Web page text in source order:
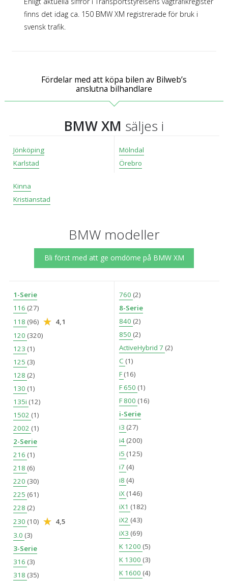
finns det idag ca. 150 BMW XM registrerade för bruk i
svensk trafik.
Fördelar med att köpa bilen av Bilweb’s
anslutna bilhandlare
BMW XM säljes i
Jönköping
Karlstad
Kinna
Kristianstad
Mölndal
Örebro
BMW modeller
Bli först med att ge omdöme på BMW XM
1-Serie
116 (27)
118 (96)
4,1
120 (320)
123 (1)
125 (3)
128 (2)
130 (1)
135i (12)
1502 (1)
2002 (1)
2-Serie
216 (1)
218 (6)
220 (30)
225 (61)
228 (2)
230 (10)
4,5
3.0 (3)
3-Serie
316 (3)
318 (35)
760 (2)
8-Serie
840 (2)
850 (2)
ActiveHybrid 7 (2)
C (1)
F(16)
F 650 (1)
F 800 (16)
i-Serie
i3 (27)
i4 (200)
i5 (125)
i7 (4)
i8 (4)
iX (146)
iX1 (182)
iX2 (43)
iX3 (69)
K 1200 (5)
K 1300 (3)
K 1600 (4)